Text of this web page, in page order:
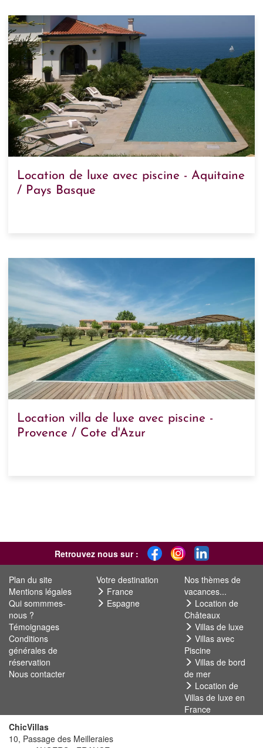
Location de luxe avec piscine - Aquitaine
/ Pays Basque
Location villa de luxe avec piscine -
Provence / Cote d'Azur
Retrouvez nous sur :
Plan du site
Mentions légales
Qui sommmes-
nous ?
Témoignages
Conditions
générales de
réservation
Nous contacter
Votre destination
France
Espagne
Nos thèmes de
vacances...
Location de
Châteaux
Villas de luxe
Villas avec
Piscine
Villas de bord
de mer
Location de
Villas de luxe en
France
ChicVillas
10, Passage des Meilleraies